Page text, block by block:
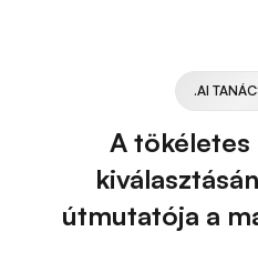
.AI
A tökéletes
útmutatója a